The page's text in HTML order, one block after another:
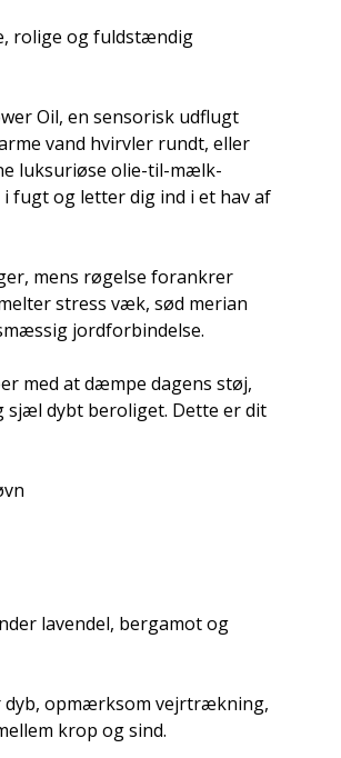
rolige og fuldstændig
Oil, en sensorisk udflugt
vand hvirvler rundt, eller
luksuriøse olie-til-mælk-
fugt og letter dig ind i et hav af
mens røgelse forankrer
stress væk, sød merian
jordforbindelse.
med at dæmpe dagens støj,
sjæl dybt beroliget. Dette er dit
lavendel, bergamot og
dyb, opmærksom vejrtrækning,
krop og sind.